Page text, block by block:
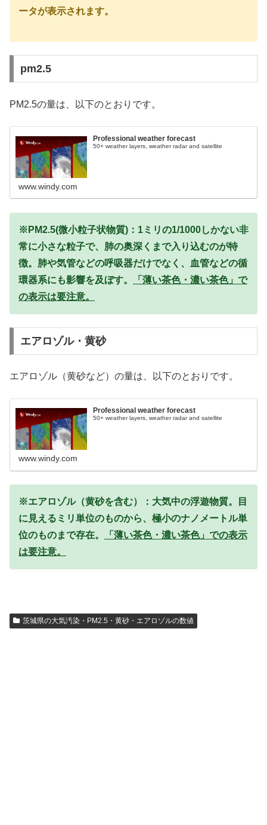
ータが表示されます。
pm2.5
PM2.5の量は、以下のとおりです。
Professional weather forecast
50+ weather layers, weather radar and satellite
www.windy.com
※PM2.5(微小粒子状物質)：1ミリの1/1000しかない非
常に小さな粒子で、肺の奥深くまで入り込むのが特
徴。肺や気管などの呼吸器だけでなく、血管などの循
環器系にも影響を及ぼす。
「薄い茶色・濃い茶色」で
の表示は要注意。
エアロゾル・黄砂
エアロゾル（黄砂など）の量は、以下のとおりです。
Professional weather forecast
50+ weather layers, weather radar and satellite
www.windy.com
※エアロゾル（黄砂を含む）：大気中の浮遊物質。目
に見えるミリ単位のものから、極小のナノメートル単
位のものまで存在。
「薄い茶色・濃い茶色」での表示
は要注意。
茨城県の大気汚染・PM2.5・黄砂・エアロゾルの数値